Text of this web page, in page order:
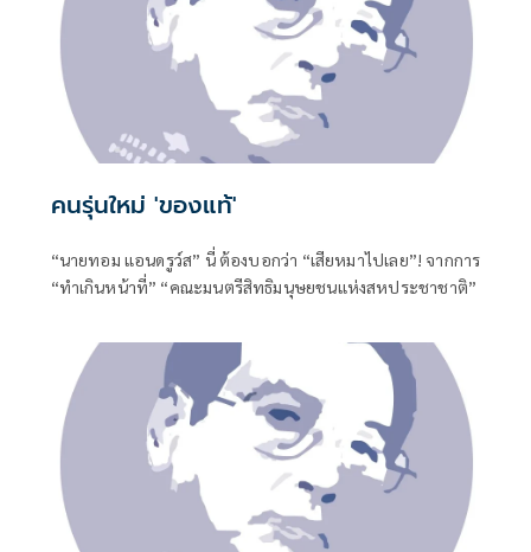
คนรุ่นใหม่ 'ของแท้'
“นายทอม แอนดรูว์ส” นี่ ต้องบอกว่า “เสียหมาไปเลย”! จากการ
“ทำเกินหน้าที่” “คณะมนตรีสิทธิมนุษยชนแห่งสหประชาชาติ”